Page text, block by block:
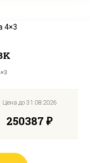
Цена до 31.08.2026
250387 ₽